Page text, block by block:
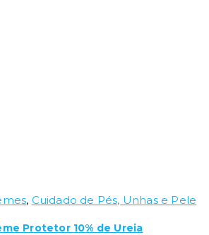
, Cuidado de Pés, Unhas e Pele
Protetor 10% de Ureia